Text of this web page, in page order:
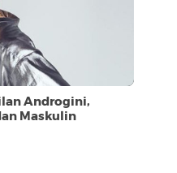
Androgini,
Maskulin